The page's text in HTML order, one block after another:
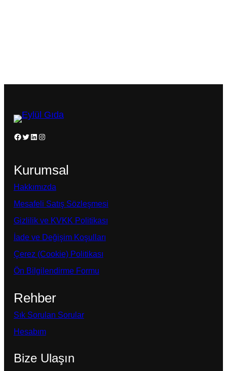
Facebook Twitter LinkedIn Instagram
Kurumsal
Hakkımızda
Mesafeli Satış Sözleşmesi
Gizlilik ve KVKK Politikası
İade ve Değişim Koşulları
Çerez (Cookie) Politikası
Ön Bilgilendirme Formu
Rehber
Sık Sorulan Sorular
Hesabım
Bize Ulaşın